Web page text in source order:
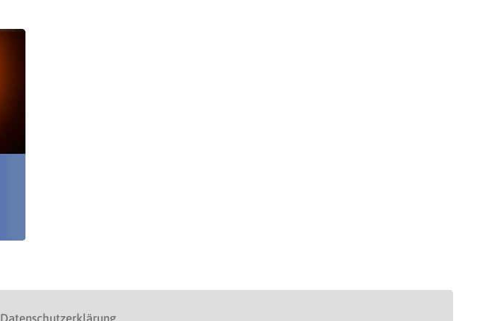
Datenschutzerklärung